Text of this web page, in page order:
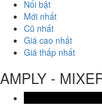
Nổi bật
Mới nhất
Cũ nhất
Giá cao nhất
Giá thấp nhất
AMPLY -